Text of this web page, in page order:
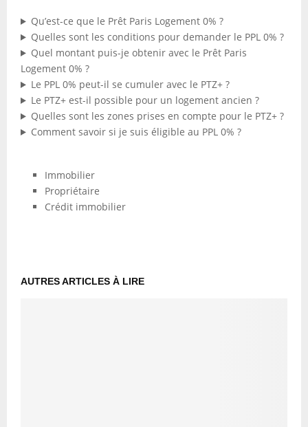
Qu’est-ce que le Prêt Paris Logement 0% ?
Quelles sont les conditions pour demander le PPL 0% ?
Quel montant puis-je obtenir avec le Prêt Paris
Logement 0% ?
Le PPL 0% peut-il se cumuler avec le PTZ+ ?
Le PTZ+ est-il possible pour un logement ancien ?
Quelles sont les zones prises en compte pour le PTZ+ ?
Comment savoir si je suis éligible au PPL 0% ?
Immobilier
Propriétaire
Crédit immobilier
AUTRES ARTICLES À LIRE